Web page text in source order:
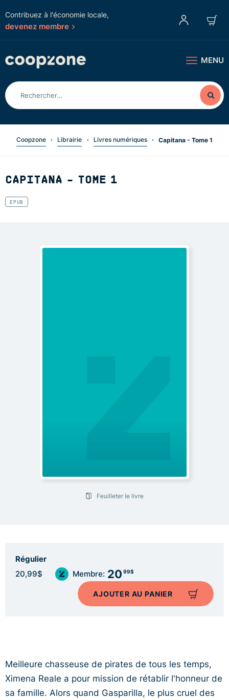
Contribuez à l'économie locale,
devenez membre
MENU
Coopzone Librairie Livres numériques Capitana - Tome 1
CAPITANA - TOME 1
EPUB
Feuilleter le livre
Régulier
20,99$ Membre: 20 99$
AJOUTER AU PANIER
Meilleure chasseuse de pirates de tous les temps,
Ximena Reale a pour mission de rétablir l'honneur de
sa famille. Alors quand Gasparilla, le plus cruel des